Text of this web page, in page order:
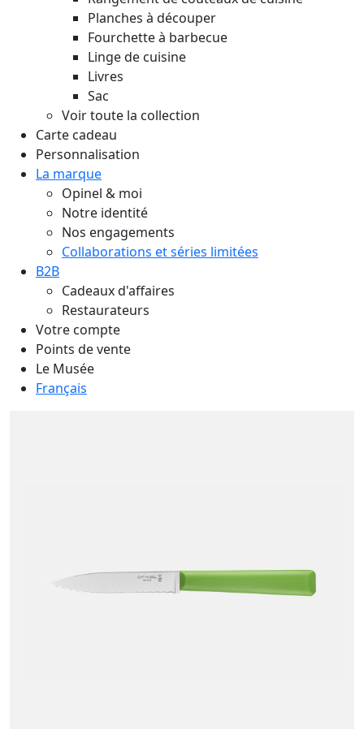
Planches à découper
Fourchette à barbecue
Linge de cuisine
Livres
Sac
Voir toute la collection
Carte cadeau
Personnalisation
La marque
Opinel & moi
Notre identité
Nos engagements
Collaborations et séries limitées
B2B
Cadeaux d'affaires
Restaurateurs
Votre compte
Points de vente
Le Musée
Français